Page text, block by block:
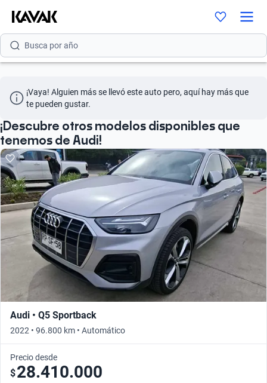
Busca por versión
Busca por año
Busca por modelo
Busca por versión
Busca por año
¡Vaya! Alguien más se llevó este auto pero, aquí hay más que
te pueden gustar.
¡Descubre otros modelos disponibles que
tenemos de Audi!
Audi • Q5 Sportback
2022 • 96.800 km • Automático
Precio desde
$28.410.000